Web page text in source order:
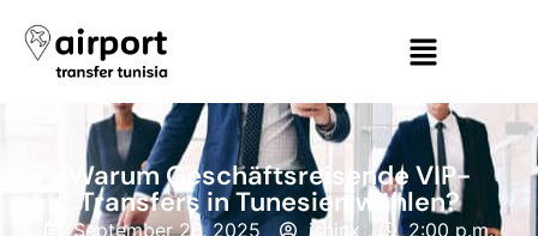
Warum Geschäftsreisende VIP-
Transfers in Tunesien wählen?
September 26, 2025 ishinx 2:00 p.m.